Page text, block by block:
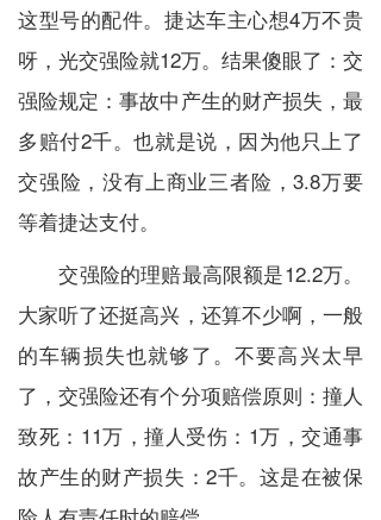
这型号的配件。捷达车主心想4万不贵
呀，光交强险就12万。结果傻眼了：交
强险规定：事故中产生的财产损失，最
多赔付2千。也就是说，因为他只上了
交强险，没有上商业三者险，3.8万要
等着捷达支付。
交强险的理赔最高限额是12.2万。
大家听了还挺高兴，还算不少啊，一般
的车辆损失也就够了。不要高兴太早
了，交强险还有个分项赔偿原则：撞人
致死：11万，撞人受伤：1万，交通事
故产生的财产损失：2千。这是在被保